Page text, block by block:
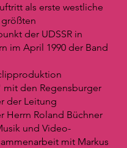
als erste westliche
der UDSSR in
im April 1990 der Band
den Regensburger
der Leitung
Herrn Roland Büchner
Musik und Video-
mit Markus